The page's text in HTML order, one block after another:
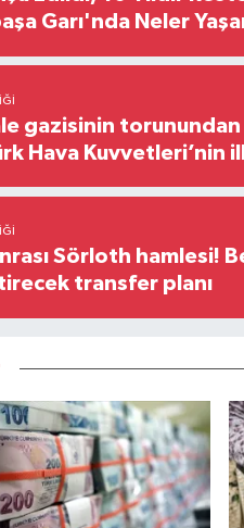
Garı'nda Neler
gazisinin
Hava Kuvvetleri’nin
Sörloth hamlesi!
transfer planı